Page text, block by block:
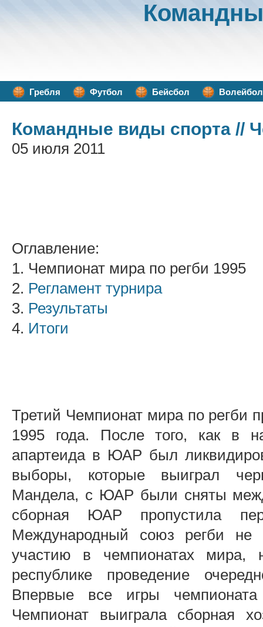
Гребля Футбол Бейсбол Волейбол
Командные виды спорта //
05 июля 2011
Оглавление:
1. Чемпионат мира по регби 1995
2. Регламент турнира
3. Результаты
4. Итоги
Третий Чемпионат мира по
1995 года. После того, как в
апартеида в ЮАР был
выборы, которые выиграл
Мандела, с ЮАР были сняты
сборная ЮАР пропустила
Международный союз регби
участию в чемпионатах мира,
республике проведение
Впервые все игры
Чемпионат выиграла сборная